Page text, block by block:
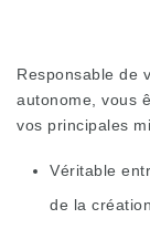
Responsable de
autonome, vous
vos principales
Véritable
de la